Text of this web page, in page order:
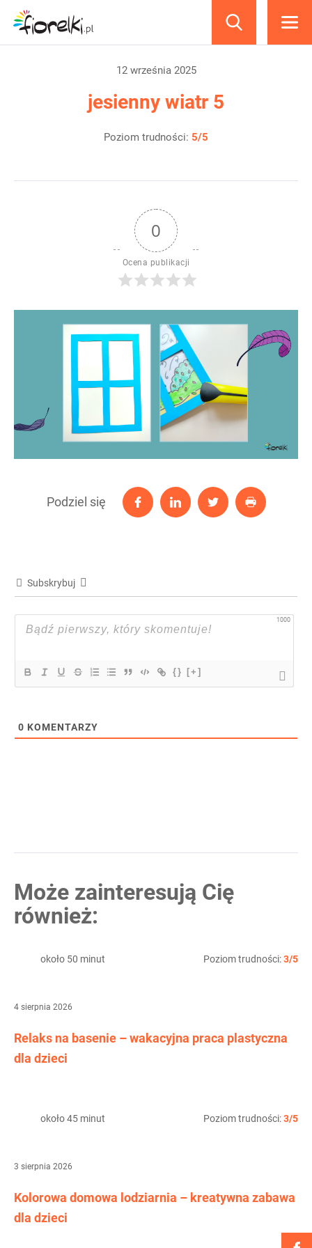
12 września 2025
jesienny wiatr 5
Poziom trudności: 5/5
0
Ocena publikacji
Podziel się
Subskrybuj
1000
{} [+]
0 KOMENTARZY
Może zainteresują Cię
również:
około 50 minut Poziom trudności:3/5
4 sierpnia 2026
Relaks na basenie – wakacyjna praca plastyczna
dla dzieci
około 45 minut Poziom trudności:3/5
3 sierpnia 2026
Kolorowa domowa lodziarnia – kreatywna zabawa
dla dzieci